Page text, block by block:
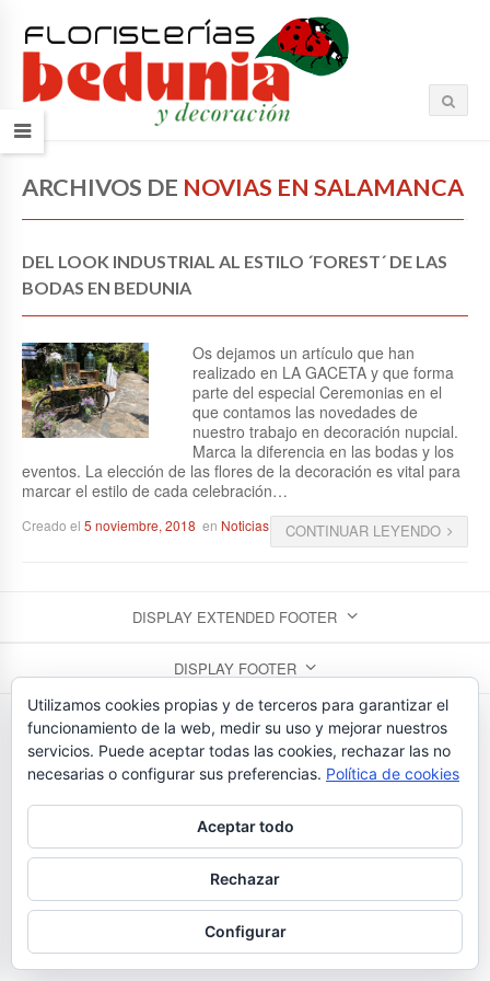
ARCHIVOS DE NOVIAS EN SALAMANCA
DEL LOOK INDUSTRIAL AL ESTILO ´FOREST´ DE LAS
BODAS EN BEDUNIA
Os dejamos un artículo que han
realizado en LA GACETA y que forma
parte del especial Ceremonias en el
que contamos las novedades de
nuestro trabajo en decoración nupcial.
Marca la diferencia en las bodas y los
eventos. La elección de las flores de la decoración es vital para
marcar el estilo de cada celebración…
Creado el 5 noviembre, 2018 en Noticias CONTINUAR LEYENDO
DISPLAY EXTENDED FOOTER
DISPLAY FOOTER
FLORISTERIAS BEDUNIA - TEL. 923 26 43 24
Utilizamos cookies propias y de terceros para garantizar el
funcionamiento de la web, medir su uso y mejorar nuestros
servicios. Puede aceptar todas las cookies, rechazar las no
necesarias o configurar sus preferencias. Política de cookies
Aceptar todo
Rechazar
Configurar